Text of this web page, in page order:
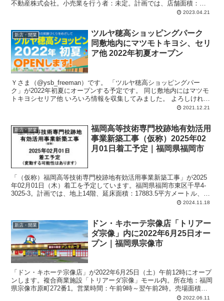
不動産株式会社。小売業を行う者：未定。計画では、店舗面積：
5,000平方メートル、駐車場：47台、駐輪場：117台、営業時間：午
2023.04.21
新店・開業
ツルヤ穂高ショッピングパーク
同敷地内にマツモトキヨシ、セリ
ア他 2022年初夏オープン
Ｙさま（@ysb_freeman）です。 「ツルヤ穂高ショッピングパー
ク」が2022年初夏にオープンする予定です。 同じ敷地内にはマツモ
トキヨシセリア他 いろいろ情報を収集してみました。 よろしければ
2021.12.21
新店・開業
福岡高等技術専門校跡地有効活用
事業新築工事（仮称）2025年02
月01日着工予定｜福岡県福岡市
「（仮称）福岡高等技術専門校跡地有効活用事業新築工事」が2025
年02月01日（木）着工を予定しています。福岡県福岡市東区千早4-
3025-3。計画では、地上14階、延床面積：17883.5平方メートル、主
2024.11.18
新店・開業
ドン・キホーテ宗像店「トリアー
ダ宗像」内に2022年6月25日オー
プン｜福岡県宗像市
「ドン・キホーテ宗像店」が2022年6月25日（土）午前12時にオープ
ンします。複合商業施設「トリアーダ宗像」モール内。所在地：福岡
県宗像市原町272番1。営業時間：午前9時～翌午前2時。売場面積：
2,790.9平方メートル。駐車場：548台（施設共用）。駐輪場：137台
2022.06.11